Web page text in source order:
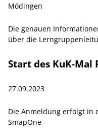
Mödingen
Die genauen
über die
Start des KuK-Mal
27.09.2023
Die Anmeldung erfolgt in
SmapOne